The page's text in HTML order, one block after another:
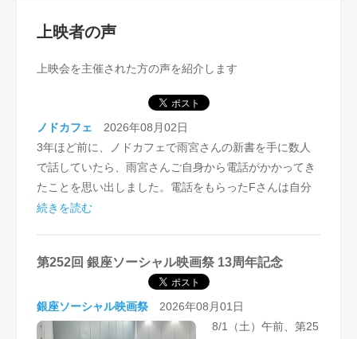
上映者の声
上映会を主催された方の声を紹介します
ノドカフェ 2026年08月02日
3年ほど前に、ノドカフェで雨宮さんの新書を手に数人
で話していたら、雨宮さんご自身から電話がかかってき
たことを思い出しました。電話をもらったFさんは自分
で作る葦の舟で福岡の海を航海していて、次はもう少し
お会いして色々質問したいとのことでした。
糸島でフリースクールを営む方は、子どもたちと石斧を
作ってみたいと、実践につなぐ様子です。
続きを読む
第252回 銀座ソーシャル映画祭 13周年記念
銀座ソーシャル映画祭 2026年08月01日
8/1（土）午前、第25